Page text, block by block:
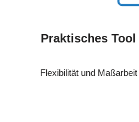
Praktisches
Flexibilität und